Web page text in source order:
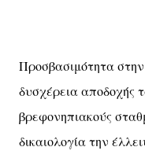
Προσβασιμότητα
δυσχέρεια αποδοχής
βρεφονηπιακούς
δικαιολογία την